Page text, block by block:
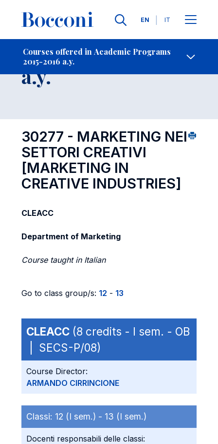
Languages
EN IT
Courses offered in Academic Programs
2015-2016 a.y.
- Contact Us
Course 2015-2016
a.y.
30277 - MARKETING NEI
SETTORI CREATIVI
[MARKETING IN
CREATIVE INDUSTRIES]
CLEACC
Department of Marketing
Course taught in Italian
Go to class group/s: 12 - 13
CLEACC (8 credits - I sem. - OB
| SECS-P/08)
Course Director:
ARMANDO CIRRINCIONE
Classi: 12 (I sem.) - 13 (I sem.)
Docenti responsabili delle classi: